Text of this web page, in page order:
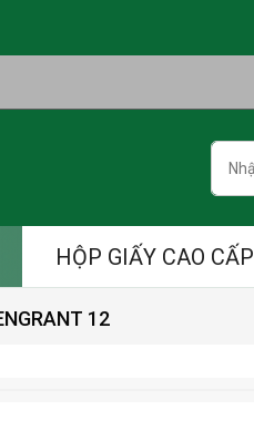
HỘP GIẤY CAO CẤP
12